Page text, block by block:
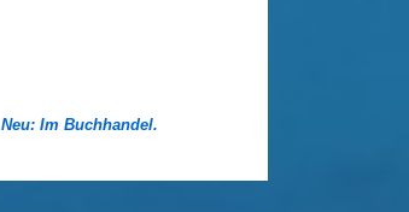
Neu: Im Buchhandel.